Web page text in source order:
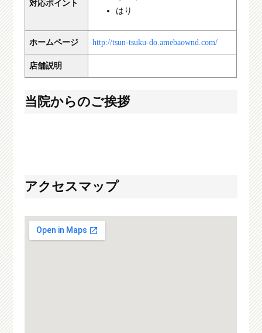
対応ポイント
はり
ホームページ http://tsun-tsuku-do.amebaownd.com/
店舗説明
当院からのご挨拶
アクセスマップ